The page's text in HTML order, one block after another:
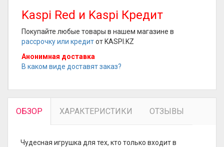
Kaspi Red и Kaspi Кредит
Покупайте любые товары в нашем магазине в
рассрочку или кредитот KASPI.KZ
Анонимная доставка
В каком виде доставят заказ?
ОБЗОР ХАРАКТЕРИСТИКИ ОТЗЫВЫ
Чудесная игрушка для тех, кто только входит в